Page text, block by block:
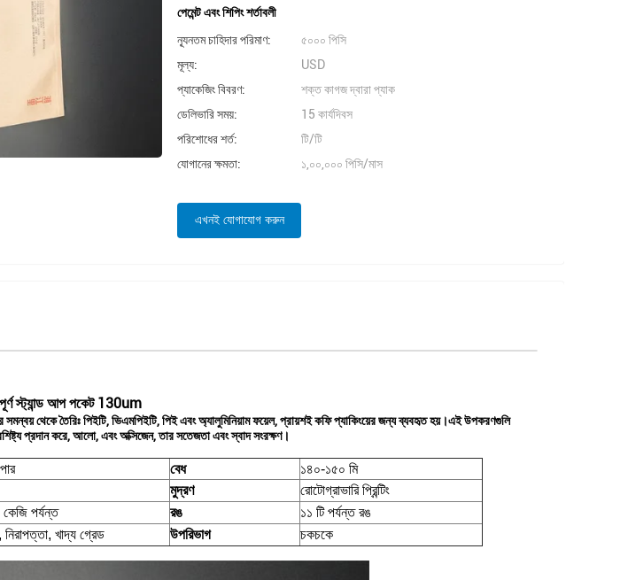
পেমেন্ট এবং শিপিং শর্তাবলী
ন্যূনতম চাহিদার পরিমাণ:
৫০০০ পিসি
মূল্য:
USD
প্যাকেজিং বিবরণ:
শক্ত কাগজ দ্বারা প্যাক
ডেলিভারি সময়:
15 কার্যদিবস
পরিশোধের শর্ত:
টি/টি
যোগানের ক্ষমতা:
১,০০,০০০ পিসি/মাস
এখনই যোগাযোগ করুন
স্ট্যান্ড আপ পকেট 130um
সমন্বয় থেকে তৈরিঃ পিইটি, ভিএমপিইটি, পিই এবং অ্যালুমিনিয়াম ফয়েল, প্রায়শই কফি প্যাকিংয়ের জন্য ব্যবহৃত হয়।এই উপকরণগুলি
প্রদান করে, আলো, এবং অক্সিজেন, তার সতেজতা এবং স্বাদ সংরক্ষণ।
বেধ
১৪০-১৫০ মি
মুদ্রণ
রোটোগ্রাভারি প্রিন্টিং
পর্যন্ত রঙ
১১ টি পর্যন্ত রঙ
নিরাপত্তা, খাদ্য গ্রেড উপরিভাগ চকচকে